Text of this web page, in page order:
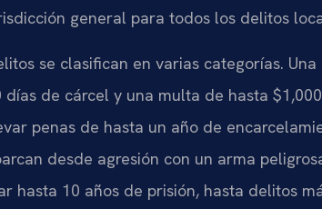
general para todos los delitos
se clasifican en varias categorías.
días de cárcel y una multa de hasta
penas de hasta un año de
desde agresión con un arma
hasta 10 años de prisión, hasta delitos